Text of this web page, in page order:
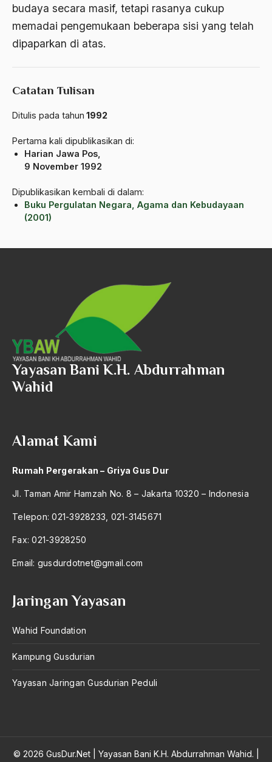
budaya secara masif, tetapi rasanya cukup
memadai pengemukaan beberapa sisi yang telah
dipaparkan di atas.
Catatan Tulisan
Ditulis pada tahun 1992
Pertama kali dipublikasikan di:
Harian Jawa Pos,
9 November 1992
Dipublikasikan kembali di dalam:
Buku Pergulatan Negara, Agama dan Kebudayaan
(2001)
Amien Rais
Amin Iskandar
Anak ibrahim
Andi Mallarangeng
Andre Gide
Antara Keyakinan dan Keuletan
Antarumat Beragama
Anti Kekerasan
Anti Klimak
Anti-Kekerasan
antropologi
antroposentrisme
Anwar Ibrahim
Anwar Sadat
apa yang kau cari palupi
APRI
Ar-Raniry
arafat
Yayasan Bani K.H. Abdurrahman
Wahid
Alamat Kami
Rumah Pergerakan – Griya Gus Dur
Jl. Taman Amir Hamzah No. 8 – Jakarta 10320 – Indonesia
Telepon: 021-3928233, 021-3145671
Fax: 021-3928250
Email: gusdurdotnet@gmail.com
Jaringan Yayasan
Wahid Foundation
Kampung Gusdurian
Yayasan Jaringan Gusdurian Peduli
© 2026 GusDur.Net Yayasan Bani K.H. Abdurrahman Wahid.